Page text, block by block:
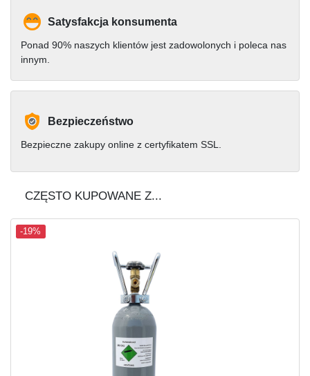
Satysfakcja konsumenta
Ponad 90% naszych klientów jest zadowolonych i poleca nas
innym.
Bezpieczeństwo
Bezpieczne zakupy online z certyfikatem SSL.
CZĘSTO KUPOWANE Z...
-19%